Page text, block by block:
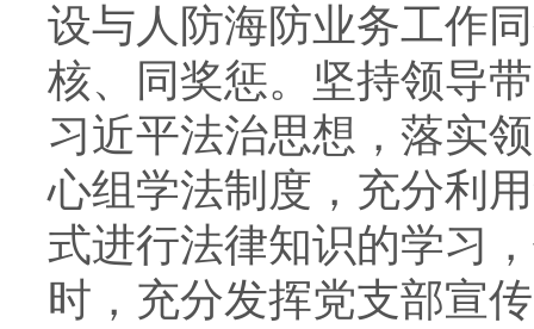
设与人防海防业务工作
核、同奖惩。坚持领导
习近平法治思想，落实
心组学法制度，充分利
式进行法律知识的学习
时，充分发挥党支部宣